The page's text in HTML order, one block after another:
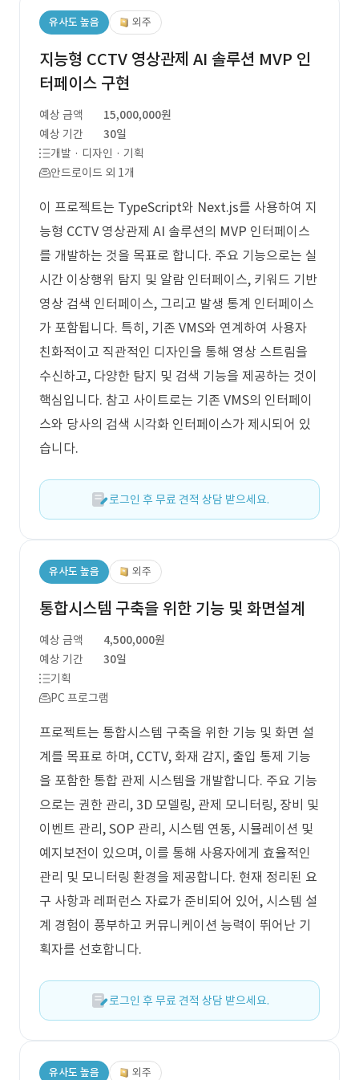
유사도 높음 외주
지능형 CCTV 영상관제 AI 솔루션 MVP 인
터페이스 구현
예상 금액
15,000,000원
예상 기간
30일
개발 · 디자인 · 기획
안드로이드 외 1개
이 프로젝트는 TypeScript와 Next.js를 사용하여 지
능형 CCTV 영상관제 AI 솔루션의 MVP 인터페이스
를 개발하는 것을 목표로 합니다. 주요 기능으로는 실
시간 이상행위 탐지 및 알람 인터페이스, 키워드 기반
영상 검색 인터페이스, 그리고 발생 통계 인터페이스
가 포함됩니다. 특히, 기존 VMS와 연계하여 사용자
친화적이고 직관적인 디자인을 통해 영상 스트림을
수신하고, 다양한 탐지 및 검색 기능을 제공하는 것이
핵심입니다. 참고 사이트로는 기존 VMS의 인터페이
스와 당사의 검색 시각화 인터페이스가 제시되어 있
습니다.
로그인 후 무료 견적 상담 받으세요.
유사도 높음 외주
통합시스템 구축을 위한 기능 및 화면설계
예상 금액
4,500,000원
예상 기간
30일
기획
PC 프로그램
프로젝트는 통합시스템 구축을 위한 기능 및 화면 설
계를 목표로 하며, CCTV, 화재 감지, 출입 통제 기능
을 포함한 통합 관제 시스템을 개발합니다. 주요 기능
으로는 권한 관리, 3D 모델링, 관제 모니터링, 장비 및
이벤트 관리, SOP 관리, 시스템 연동, 시뮬레이션 및
예지보전이 있으며, 이를 통해 사용자에게 효율적인
관리 및 모니터링 환경을 제공합니다. 현재 정리된 요
구 사항과 레퍼런스 자료가 준비되어 있어, 시스템 설
계 경험이 풍부하고 커뮤니케이션 능력이 뛰어난 기
획자를 선호합니다.
로그인 후 무료 견적 상담 받으세요.
유사도 높음 외주